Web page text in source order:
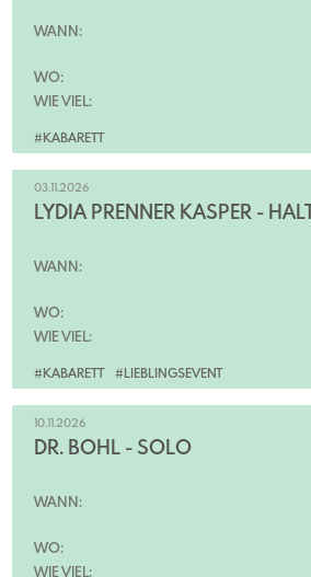
#KABARETT
WANN:
WO:
WIE VIEL:
#KABARETT #LIEBLINGSEVENT
03.11.2026
LYDIA PRENNER KASPER -
WANN:
WO:
WIE VIEL:
10.11.2026
DR. BOHL - SOLO
WANN:
WO:
WIE VIEL: